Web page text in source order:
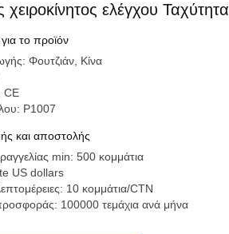
χειροκίνητος ελέγχου Ταχύτητα
≥2,3L/S
το προϊόν
Φουτζιάν, Κίνα
CE
P1007
και αποστολής
min: 500 κομμάτια
US dollars
10 κομμάτια/CTN
100000 τεμάχια ανά μήνα